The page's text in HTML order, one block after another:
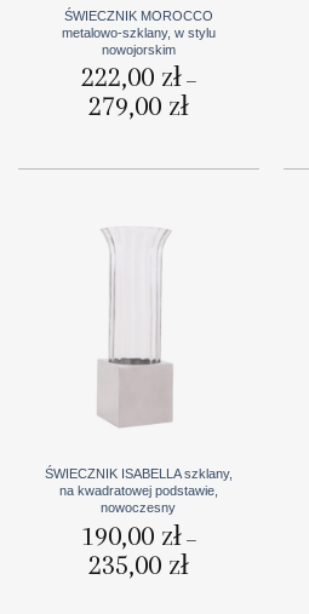
ŚWIECZNIK MOROCCO
metalowo-szklany, w stylu
nowojorskim
222,00 zł –
279,00 złZakres
cen:
ŚWIECZNIK ISABELLA szklany,
na kwadratowej podstawie,
nowoczesny
190,00 zł –
235,00 złcen: